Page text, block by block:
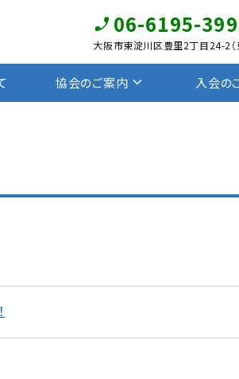
06-6195-
大阪市東淀川区豊里2丁目24-2（
協会のご案内 入会の